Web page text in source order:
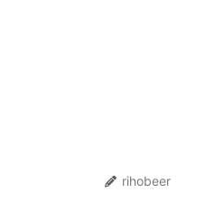
rihobeer